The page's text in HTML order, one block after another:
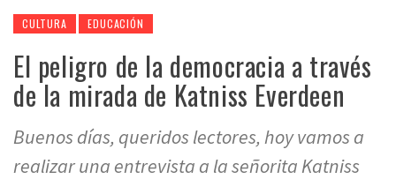
CULTURA EDUCACIÓN
El peligro de la democracia a través
de la mirada de Katniss Everdeen
Buenos días, queridos lectores, hoy vamos a
realizar una entrevista a la señorita Katniss